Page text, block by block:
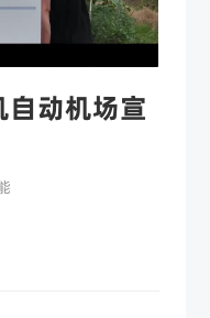
动机场宣